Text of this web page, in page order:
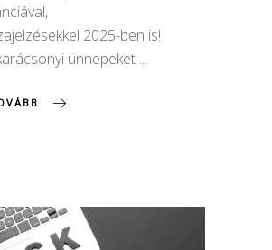
2025-ben is!
ünnepeket